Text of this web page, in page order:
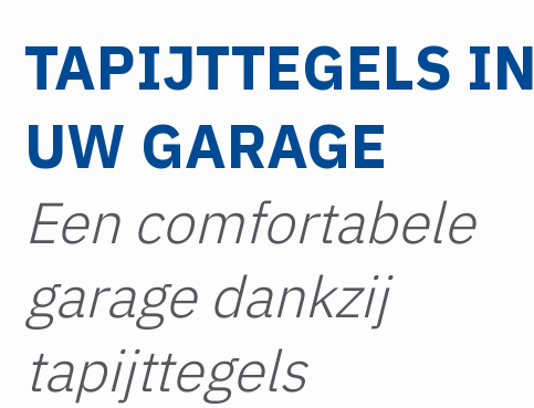
TAPIJTTEGELS IN
UW GARAGE
Een comfortabele
garage dankzij
tapijttegels